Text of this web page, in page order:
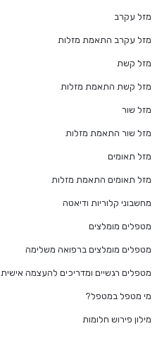
מזל עקרב
מזל עקרב התאמת מזלות
מזל קשת
מזל קשת התאמת מזלות
מזל שור
מזל שור התאמת מזלות
מזל תאומים
מזל תאומים התאמת מזלות
מחשבוני קלוריות ודיאטה
מטפלים מומלצים
מטפלים מומלצים ברפואה משלימה
מטפלים רגשיים ומדריכים להעצמה אישית
מי מטפל במטפל?
מילון פירוש חלומות